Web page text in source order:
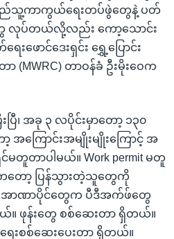
ည်သူ့ကာကွယ်ရေးတပ်ဖွဲတွေနဲ့ ပတ်
လုပ်တယ်လို့လည်း ကော့သောင်း
းဖောင်ဒေးရှင်း ရွှေ့ပြောင်း
(MWRC) တာဝန်ခံ ဦးမိုးဝေက
ပြီ၊ အခု ၃ လပိုင်းမှာတော့ ၁၃၀
အကြောင်းအမျိုးမျိုးကြောင့် အ
တူတာပါမယ်။ Work permit မတူ
တော့ ပြန်သွားတဲ့သူတွေကို
ာဏာပိုင်တွေက ပီဒီအက်ဖ်တွေ
။ ဖုန်းတွေ စစ်ဆေးတာ ရှိတယ်။
ေးစစ်ဆေးပေးတာ ရှိတယ်။